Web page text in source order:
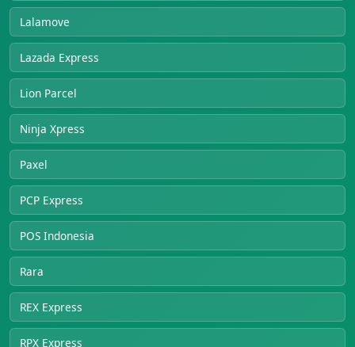
Lalamove
Lazada Express
Lion Parcel
Ninja Xpress
Paxel
PCP Express
POS Indonesia
Rara
REX Express
RPX Express